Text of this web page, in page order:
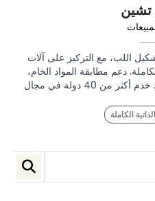
تشكيل اللب، مع التركيز على آلات
دعم مطابقة المواد الخام،
وتصميم التخطيط، وتصحيح التشغيل. خدم أكثر من 40 دولة في مجال
الكاملة